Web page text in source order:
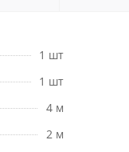
1 шт
1 шт
4 м
2 м